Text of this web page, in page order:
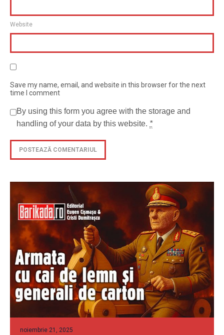
Website
Save my name, email, and website in this browser for the next
time I comment
By using this form you agree with the storage and
handling of your data by this website. *
noiembrie 21, 2025